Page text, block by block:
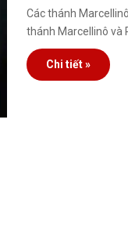
Các thánh
thánh Marcellinô và
Chi tiết »